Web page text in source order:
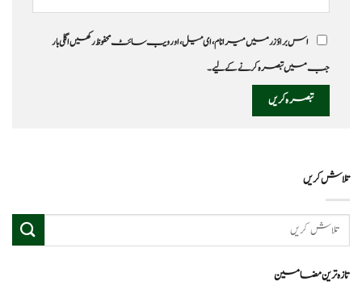
اس براؤزر میں میرا نام، ای میل، اور ویب سائٹ محفوظ رکھیں اگلی بار
جب میں تبصرہ کرنے کےلیے۔
تلاش کریں
تازہ ترین مضامین